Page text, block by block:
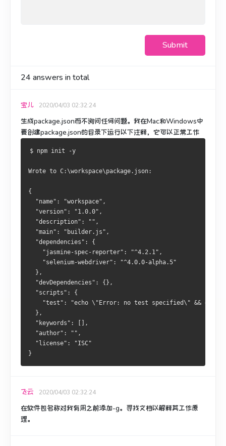
Submit
24 answers in total
宝儿 2020/04/03 02:32:24
生成package.json而不询问任何问题。 我在Mac和Windows中
要创建package.json的目录下运行以下注释，它可以正常工作
$ npm init -y
Wrote to C:\workspace\package.json:
{
  "name": "workspace",
  "version": "1.0.0",
  "description": "",
  "main": "builder.js",
  "dependencies": {
    "jasmine-spec-reporter": "^4.2.1",
    "selenium-webdriver": "^4.0.0-alpha.5"
  },
  "devDependencies": {},
  "scripts": {
"test": "echo \"Error: no test specified\" && exit
  },
  "keywords": [],
  "author": "",
  "license": "ISC"
}
飞云 2020/04/03 02:32:24
在软件包名称对我有用之前添加-g。 寻找文档以解释其工作原
理。